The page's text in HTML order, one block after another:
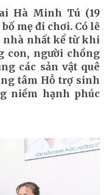
Hà Minh Tú (19
mẹ đi chơi. Có lẽ
nhà nhất kể từ khi
con, người chồng
các sản vật quê
tâm Hỗ trợ sinh
niềm hạnh phúc